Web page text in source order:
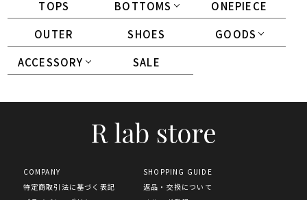
TOPS BOTTOMS
ONEPIECE
OUTER
SHOES
GOODS
ACCESSORY
SALE
COMPANY
SHOPPING GUIDE
特定商取引法に基づく表記
返品・交換について